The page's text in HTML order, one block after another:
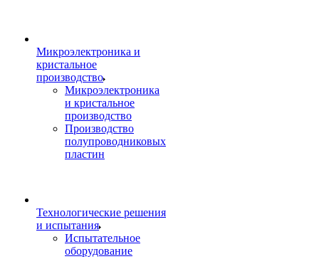
Микроэлектроника и
кристальное
производство
Микроэлектроника
и кристальное
производство
Производство
полупроводниковых
пластин
Технологические решения
и испытания
Испытательное
оборудование